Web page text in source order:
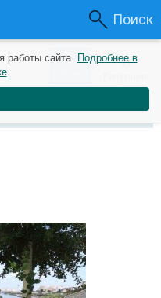
Поиск
0 0
работы сайта. Подробнее в
.